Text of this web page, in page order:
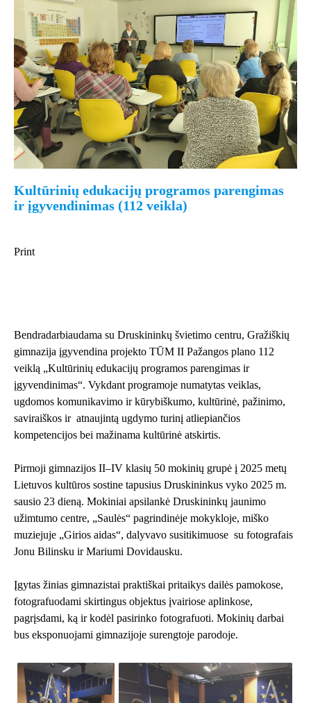
Kultūrinių edukacijų programos parengimas
ir įgyvendinimas (112 veikla)
Print
Bendradarbiaudama su Druskininkų švietimo centru, Gražiškių
gimnazija įgyvendina projekto TŪM II Pažangos plano 112
veiklą „Kultūrinių edukacijų programos parengimas ir
įgyvendinimas“. Vykdant programoje numatytas veiklas,
ugdomos komunikavimo ir kūrybiškumo, kultūrinė, pažinimo,
saviraiškos ir atnaujintą ugdymo turinį atliepiančios
kompetencijos bei mažinama kultūrinė atskirtis.
Pirmoji gimnazijos II–IV klasių 50 mokinių grupė į 2025 metų
Lietuvos kultūros sostine tapusius Druskininkus vyko 2025 m.
sausio 23 dieną. Mokiniai apsilankė Druskininkų jaunimo
užimtumo centre, „Saulės“ pagrindinėje mokykloje, miško
muziejuje „Girios aidas“, dalyvavo susitikimuose su fotografais
Jonu Bilinsku ir Mariumi Dovidausku.
Įgytas žinias gimnazistai praktiškai pritaikys dailės pamokose,
fotografuodami skirtingus objektus įvairiose aplinkose,
pagrįsdami, ką ir kodėl pasirinko fotografuoti. Mokinių darbai
bus eksponuojami gimnazijoje surengtoje parodoje.